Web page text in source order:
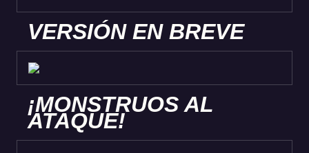
VERSIÓN EN BREVE
¡MONSTRUOS AL
ATAQUE!